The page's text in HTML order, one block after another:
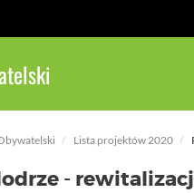
Lista projektów 2020
-